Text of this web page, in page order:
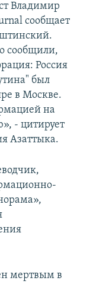
Владимир
сообщает
сообщили,
Россия
был
в Москве.
на
- цитирует
Азаттыка.
мертвым в